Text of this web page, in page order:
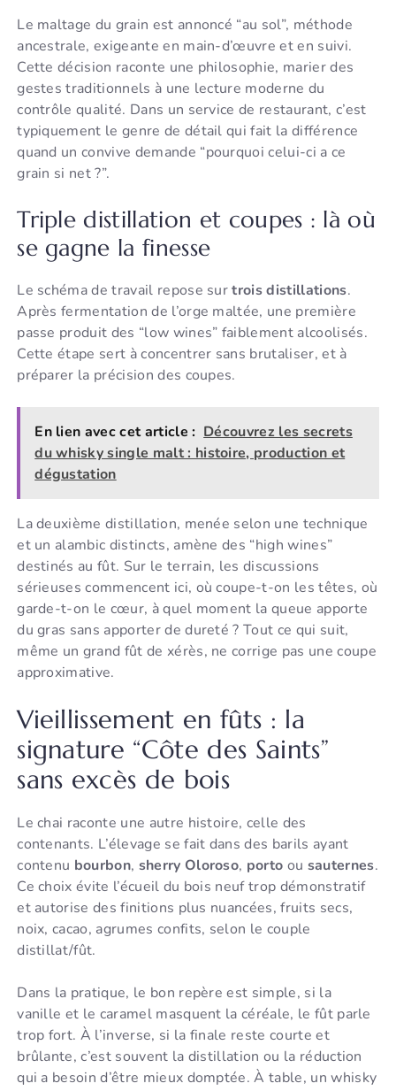
Le maltage du grain est annoncé “au sol”, méthode
ancestrale, exigeante en main-d’œuvre et en suivi.
Cette décision raconte une philosophie, marier des
gestes traditionnels à une lecture moderne du
contrôle qualité. Dans un service de restaurant, c’est
typiquement le genre de détail qui fait la différence
quand un convive demande “pourquoi celui-ci a ce
grain si net ?”.
Triple distillation et coupes : là où
se gagne la finesse
Le schéma de travail repose surtrois distillations.
Après fermentation de l’orge maltée, une première
passe produit des “low wines” faiblement alcoolisés.
Cette étape sert à concentrer sans brutaliser, et à
préparer la précision des coupes.
En lien avec cet article : Découvrez les secrets
du whisky single malt : histoire, production et
dégustation
La deuxième distillation, menée selon une technique
et un alambic distincts, amène des “high wines”
destinés au fût. Sur le terrain, les discussions
sérieuses commencent ici, où coupe-t-on les têtes, où
garde-t-on le cœur, à quel moment la queue apporte
du gras sans apporter de dureté ? Tout ce qui suit,
même un grand fût de xérès, ne corrige pas une coupe
approximative.
Vieillissement en fûts : la
signature “Côte des Saints”
sans excès de bois
Le chai raconte une autre histoire, celle des
contenants. L’élevage se fait dans des barils ayant
contenu bourbon, sherry Oloroso, porto ou sauternes.
Ce choix évite l’écueil du bois neuf trop démonstratif
et autorise des finitions plus nuancées, fruits secs,
noix, cacao, agrumes confits, selon le couple
distillat/fût.
Dans la pratique, le bon repère est simple, si la
vanille et le caramel masquent la céréale, le fût parle
trop fort. À l’inverse, si la finale reste courte et
brûlante, c’est souvent la distillation ou la réduction
qui a besoin d’être mieux domptée. À table, un whisky